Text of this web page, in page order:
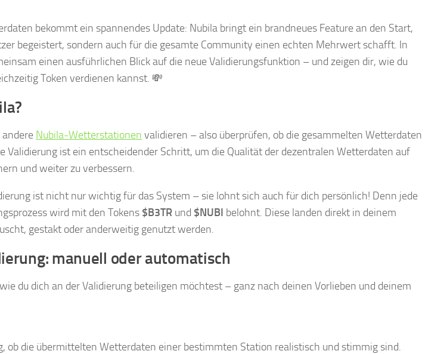
bekommt ein spannendes Update: Nubila bringt ein brandneues Feature an den Start,
begeistert, sondern auch für die gesamte Community einen echten Mehrwert schafft. In
einen ausführlichen Blick auf die neue Validierungsfunktion – und zeigen dir, wie du
Token verdienen kannst. 💸
Nubila-Wetterstationen validieren – also überprüfen, ob die gesammelten Wetterdaten
Validierung ist ein entscheidender Schritt, um die Qualität der dezentralen Wetterdaten auf
und weiter zu verbessern.
ist nicht nur wichtig für das System – sie lohnt sich auch für dich persönlich! Denn jede
wird mit den Tokens $B3TR und $NUBI belohnt. Diese landen direkt in deinem
gestakt oder anderweitig genutzt werden.
manuell oder automatisch
du dich an der Validierung beteiligen möchtest – ganz nach deinen Vorlieben und deinem
ob die übermittelten Wetterdaten einer bestimmten Station realistisch und stimmig sind.